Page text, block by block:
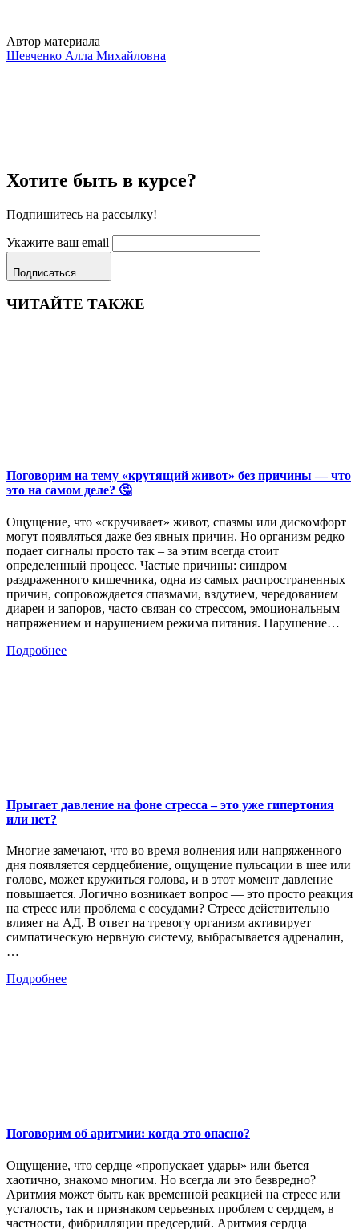
Автор материала
Шевченко Алла Михайловна
Хотите быть в курсе?
Подпишитесь на рассылку!
Укажите ваш email
Подписаться
ЧИТАЙТЕ ТАКЖЕ
Поговорим на тему «крутящий живот» без причины — что
это на самом деле? 🤔
Ощущение, что «скручивает» живот, спазмы или дискомфорт
могут появляться даже без явных причин. Но организм редко
подает сигналы просто так – за этим всегда стоит
определенный процесс. Частые причины: синдром
раздраженного кишечника, одна из самых распространенных
причин, сопровождается спазмами, вздутием, чередованием
диареи и запоров, часто связан со стрессом, эмоциональным
напряжением и нарушением режима питания. Нарушение…
Подробнее
Прыгает давление на фоне стресса – это уже гипертония
или нет?
Многие замечают, что во время волнения или напряженного
дня появляется сердцебиение, ощущение пульсации в шее или
голове, может кружиться голова, и в этот момент давление
повышается. Логично возникает вопрос — это просто реакция
на стресс или проблема с сосудами? Стресс действительно
влияет на АД. В ответ на тревогу организм активирует
симпатическую нервную систему, выбрасывается адреналин,
…
Подробнее
Поговорим об аритмии: когда это опасно?
Ощущение, что сердце «пропускает удары» или бьется
хаотично, знакомо многим. Но всегда ли это безвредно?
Аритмия может быть как временной реакцией на стресс или
усталость, так и признаком серьезных проблем с сердцем, в
частности, фибрилляции предсердий. Аритмия сердца